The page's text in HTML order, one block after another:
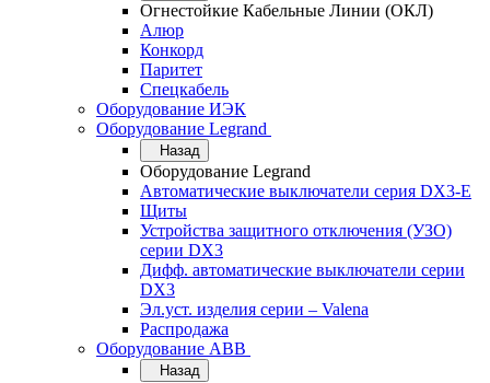
Огнестойкие Кабельные Линии (ОКЛ)
Алюр
Конкорд
Паритет
Спецкабель
Оборудование ИЭК
Оборудование Legrand
Назад
Оборудование Legrand
Автоматические выключатели серия DX3-E
Щиты
Устройства защитного отключения (УЗО)
серии DX3
Дифф. автоматические выключатели серии
DX3
Эл.уст. изделия серии – Valena
Распродажа
Оборудование АВВ
Назад